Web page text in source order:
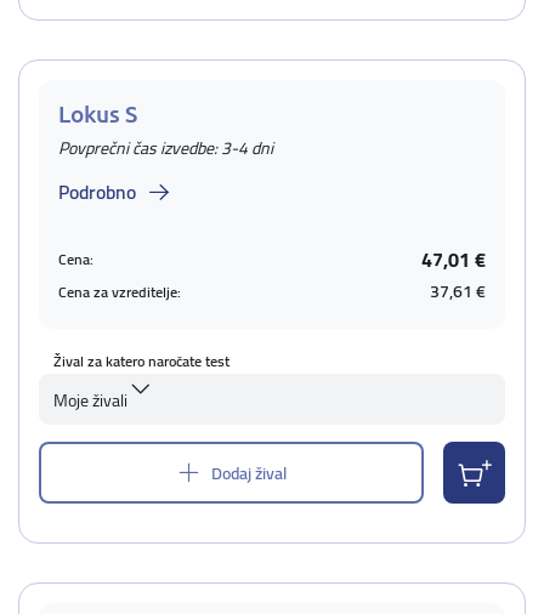
Lokus S
Povprečni čas izvedbe: 3-4 dni
Podrobno
Cena: 47,01 €
Cena za vzreditelje: 37,61 €
Žival za katero naročate test
Moje živali
Dodaj žival